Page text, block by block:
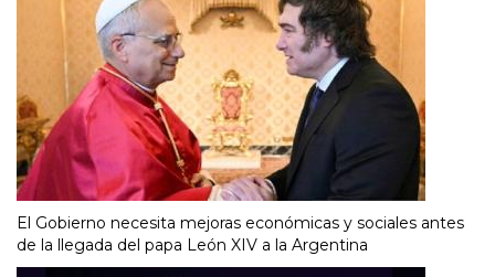
El Gobierno necesita mejoras económicas y sociales antes
de la llegada del papa León XIV a la Argentina